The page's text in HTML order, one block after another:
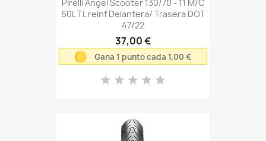
Pirelli Angel Scooter 130/70 - 11 M/C
60L TL reinf Delantera/ Trasera DOT
47/22
37,00 €
Gana 1 punto cada 1,00 €